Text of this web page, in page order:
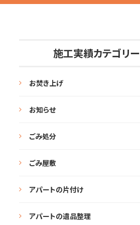
施工実績カテゴリー
お焚き上げ
お知らせ
ごみ処分
ごみ屋敷
アパートの片付け
アパートの遺品整理